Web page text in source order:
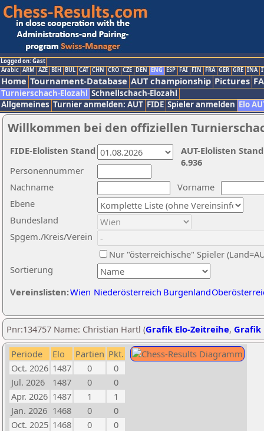
Logged on: Gast
Arabic ARM AZE BIH BUL CAT CHN CRO CZE DEN ENG ESP FAI FIN FRA GER GRE INA
Home Tournament-Database AUT championship Pictures
Turnierschach-Elozahl Schnellschach-Elozahl
Allgemeines Turnier anmelden: AUT FIDE Spieler anmelden Elo
Willkommen bei den offiziellen
Nachname
Vorname
Ebene
Sortierung
Personennummer
Bundesland
Spgem./Kreis/Verein
Nur "österreichische" Spieler
Vereinslisten:Wien Niederösterreich Burgenland
AUT-Elolisten
6.936
FIDE-Elolisten Stand
Pnr:134757 Name: Christian Hartl (Grafik Elo-Zeitreihe, Grafik
Periode Elo Partien Pkt.
Oct. 2026 1487 0
0
Jul. 2026
1487 0
0
Apr. 2026 1487 1
1
Jan. 2026 1468 0
0
Oct. 2025 1468 0
0